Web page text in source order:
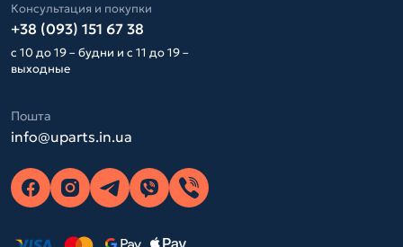
Консультация и покупки
+38 (093) 151 67 38
с 10 до 19 – будни и с 11 до 19 –
выходные
Пошта
info@uparts.in.ua